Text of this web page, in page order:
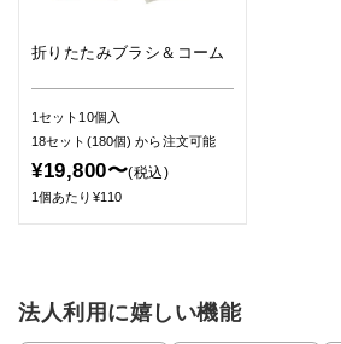
折りたたみブラシ＆コーム
1セット10個入
18セット(180個)から注文可能
¥19,800〜(税込)
1個あたり¥110
法人利用に嬉しい機能